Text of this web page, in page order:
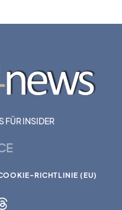
FÜR INSIDER
RICHTLINIE (EU)